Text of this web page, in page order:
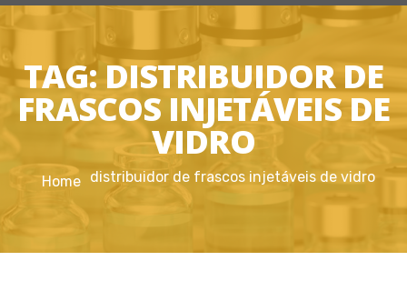
TAG: DISTRIBUIDOR DE
FRASCOS INJETÁVEIS DE
VIDRO
Home distribuidor de frascos injetáveis de vidro